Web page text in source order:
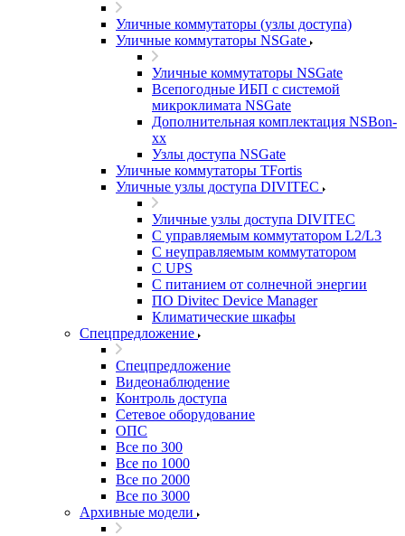
Уличные коммутаторы (узлы доступа)
Уличные коммутаторы NSGate
Уличные коммутаторы NSGate
Всепогодные ИБП с системой
микроклимата NSGate
Дополнительная комплектация NSBon-
xx
Узлы доступа NSGate
Уличные коммутаторы TFortis
Уличные узлы доступа DIVITEC
Уличные узлы доступа DIVITEC
С управляемым коммутатором L2/L3
С неуправляемым коммутатором
С UPS
С питанием от солнечной энергии
ПО Divitec Device Manager
Климатические шкафы
Спецпредложение
Спецпредложение
Видеонаблюдение
Контроль доступа
Сетевое оборудование
ОПС
Все по 300
Все по 1000
Все по 2000
Все по 3000
Архивные модели